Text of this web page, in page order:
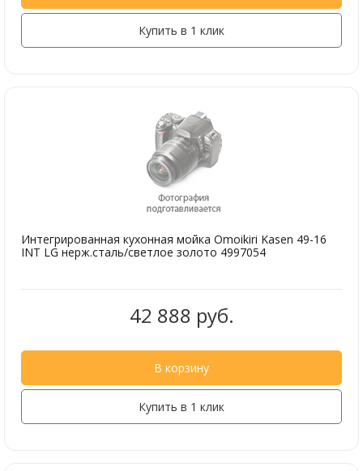
Купить в 1 клик
Интегрированная кухонная мойка Omoikiri Kasen 49-16
INT LG нерж.сталь/светлое золото 4997054
42 888 руб.
В корзину
Купить в 1 клик